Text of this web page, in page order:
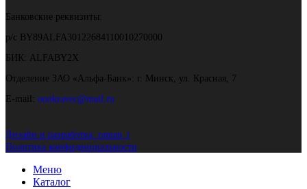
Банковские реквизиты:
р/с BY89ALFA30122684110010270000
БИК: ALFABY2X
Отделение ЗАО «Альфа-Банк»: г. Минск, ул. Красная, 7
E-mail: oookravec@mail.ru
Дизайн и разработка: raman_i
Политика конфиденциальности
Меню
Каталог